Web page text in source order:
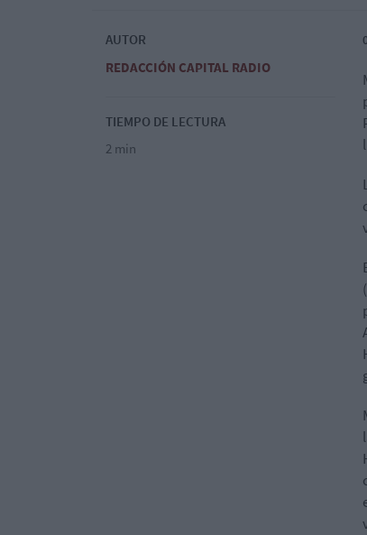
AUTOR
REDACCIÓN CAPITAL RADIO
TIEMPO DE LECTURA
2 min